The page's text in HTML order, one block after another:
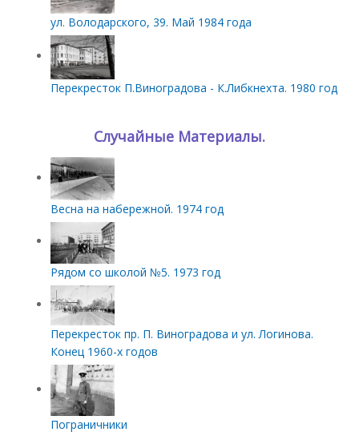
ул. Володарского, 39. Май 1984 года
Перекресток П.Виноградова - К.Либкнехта. 1980 год
Случайные Материалы.
Весна на набережной. 1974 год
Рядом со школой №5. 1973 год
Перекресток пр. П. Виноградова и ул. Логинова.
Конец 1960-х годов
Пограничники